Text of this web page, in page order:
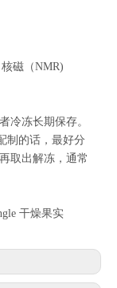
核磁（NMR)
冷冻长期保存。
制的话，最好分
取出解冻，通常
干燥果实